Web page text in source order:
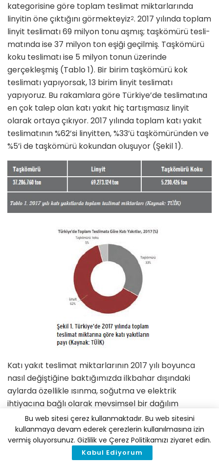
kategorisine göre toplam teslimat miktarlarında
linyi­tin öne çıktığını görmekteyiz2. 2017 yılında toplam
linyit teslimatı 69 milyon tonu aşmış; taşkömürü tesli­
matında ise 37 milyon ton eşiği geçil­miş. Taşkömürü
koku teslimatı ise 5 milyon tonun üzerinde
gerçekleşmiş (Tablo 1). Bir birim taşkömürü kok
teslimatı yapıyorsak, 13 birim linyit teslimatı
yapıyoruz. Bu rakamlara göre Türkiye’de teslimatına
en çok talep olan katı yakıt hiç tartışmasız linyit
olarak ortaya çıkıyor. 2017 yılında top­lam katı yakıt
teslimatının %62’si linyitten, %33’ü taşkömüründen ve
%5’i de taşkömürü kokundan oluşuyor (Şekil 1).
Katı yakıt teslimat miktarlarının 2017 yılı bo­yunca
nasıl değiştiğine baktığımızda ilkbahar dışındaki
aylarda özellikle ısınma, soğutma ve elektrik
ihtiyacına bağlı olarak mevsimsel bir dağılım
gözlemlemek mümkün (Şekil 2).
Bu web sitesi çerez kullanmaktadır. Bu web sitesini
kullanmaya devam ederek çerezlerin kullanılmasına izin
vermiş oluyorsunuz. Gizlilik ve Çerez Politikamızı ziyaret edin.
Kabul Ediyorum